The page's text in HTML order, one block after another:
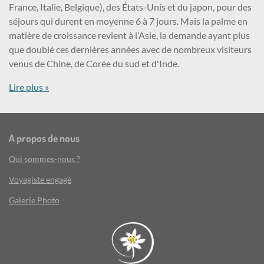
France, Italie, Belgique), des États-Unis et du japon, pour des
séjours qui durent en moyenne 6 à 7 jours. Mais la palme en
matière de croissance revient à l’Asie, la demande ayant plus
que doublé ces dernières années avec de nombreux visiteurs
venus de Chine, de Corée du sud et d'Inde.
Lire plus »
A propos de nous
Qui sommes-nous ?
Voyagiste engagé
Galerie Photo